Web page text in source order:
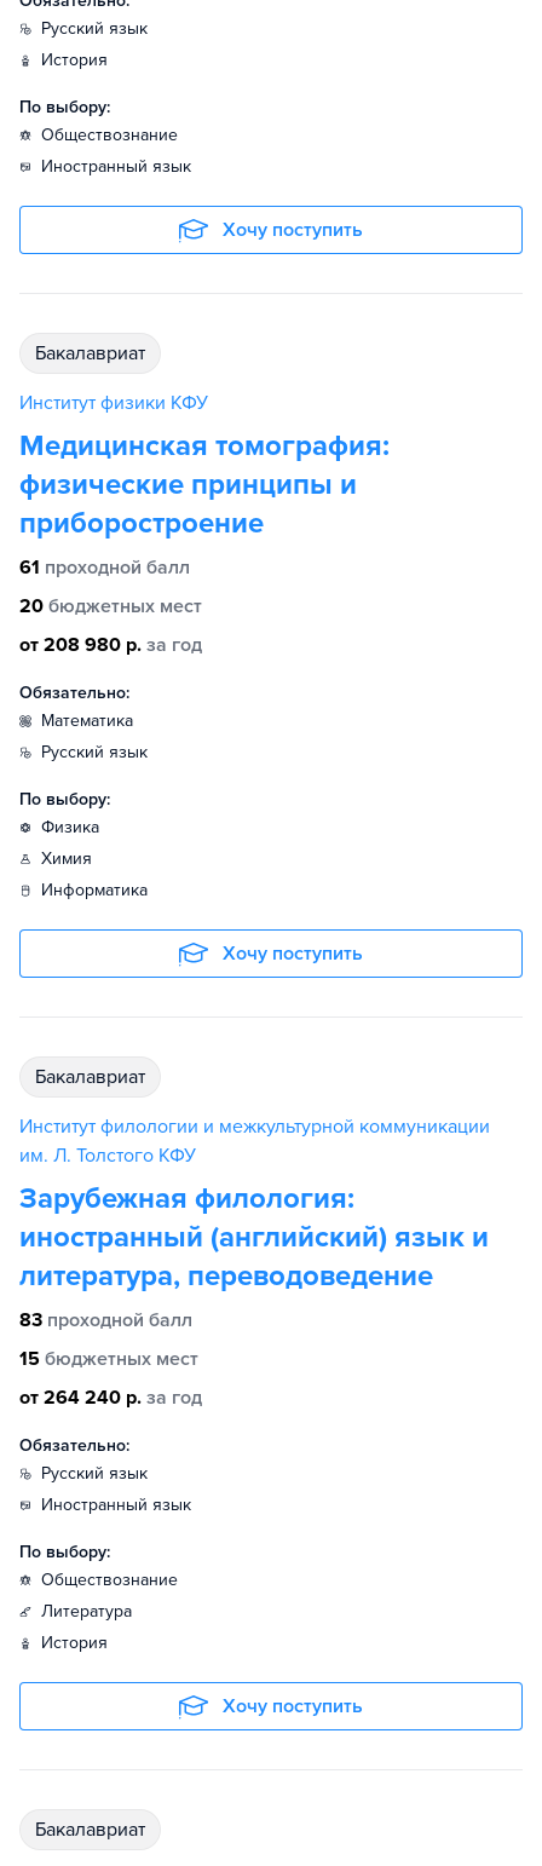
русский язык
история
По выбору:
обществознание
иностранный язык
Хочу поступить
бакалавриат
Институт физики КФУ
Медицинская томография:
физические принципы и
приборостроение
61 проходной балл
20 бюджетных мест
от 208 980 р. за год
Обязательно:
математика
русский язык
По выбору:
физика
химия
информатика
Хочу поступить
бакалавриат
Институт филологии и межкультурной коммуникации
им. Л. Толстого КФУ
Зарубежная филология:
иностранный (английский) язык и
литература, переводоведение
83 проходной балл
15 бюджетных мест
от 264 240 р. за год
Обязательно:
русский язык
иностранный язык
По выбору:
обществознание
литература
история
Хочу поступить
бакалавриат